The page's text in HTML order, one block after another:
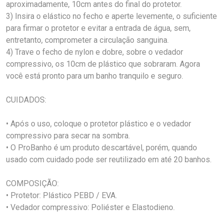
aproximadamente, 10cm antes do final do protetor.
3) Insira o elástico no fecho e aperte levemente, o suficiente
para firmar o protetor e evitar a entrada de água, sem,
entretanto, comprometer a circulação sanguina.
4) Trave o fecho de nylon e dobre, sobre o vedador
compressivo, os 10cm de plástico que sobraram. Agora
você está pronto para um banho tranquilo e seguro.
CUIDADOS:
• Após o uso, coloque o protetor plástico e o vedador
compressivo para secar na sombra.
• O ProBanho é um produto descartável, porém, quando
usado com cuidado pode ser reutilizado em até 20 banhos.
COMPOSIÇÃO:
• Protetor: Plástico PEBD / EVA.
• Vedador compressivo: Poliéster e Elastodieno.